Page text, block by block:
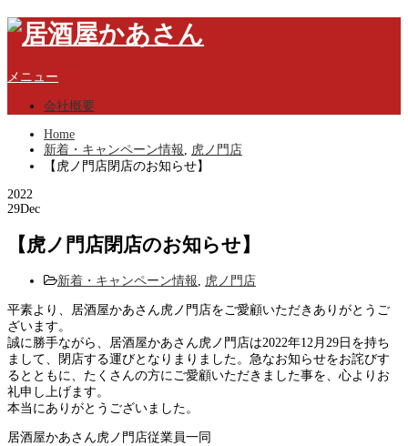
メニュー
会社概要
Home
新着・キャンペーン情報
虎ノ門店
【虎ノ門店閉店のお知らせ】
2022
29Dec
【虎ノ門店閉店のお知らせ】
新着・キャンペーン情報, 虎ノ門店
平素より、居酒屋かあさん虎ノ門店をご愛顧いただきありがとうご
ざいます。
誠に勝手ながら、居酒屋かあさん虎ノ門店は2022年12月29日を持ち
まして、閉店する運びとなりまりました。急なお知らせをお詫びす
るとともに、たくさんの方にご愛顧いただきました事を、心よりお
礼申し上げます。
本当にありがとうございました。
居酒屋かあさん虎ノ門店従業員一同